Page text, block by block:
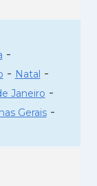
-
- Natal -
Janeiro -
Gerais-